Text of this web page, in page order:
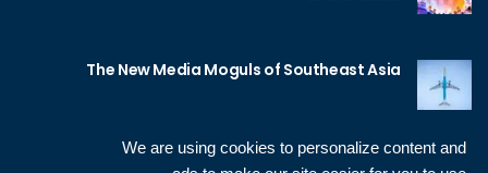
We are using cookies to personalize content and
The New Media Moguls of Southeast Asia